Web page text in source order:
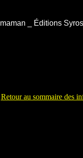
_ Éditions
Retour au sommaire des